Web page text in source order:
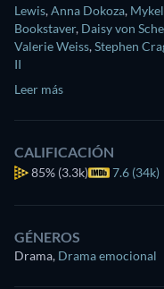
Lewis,Anna Dokoza,
Bookstaver, Daisy von
Valerie Weiss,Stephen
II
Leer más
CALIFICACIÓN
85% (3.3k) 7.6 (34k)
GÉNEROS
Drama, Drama emocional